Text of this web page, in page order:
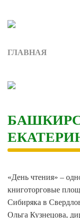
content
ГЛАВНАЯ
«День чтения» –
книготорговые
Сибиряка в
Ольга Кузнецова,